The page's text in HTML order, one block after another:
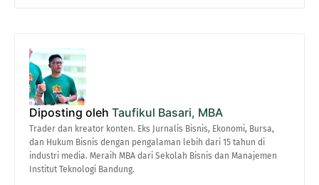
Diposting oleh Taufikul Basari, MBA
Trader dan kreator konten. Eks Jurnalis Bisnis, Ekonomi, Bursa,
dan Hukum Bisnis dengan pengalaman lebih dari 15 tahun di
industri media. Meraih MBA dari Sekolah Bisnis dan Manajemen
Institut Teknologi Bandung.